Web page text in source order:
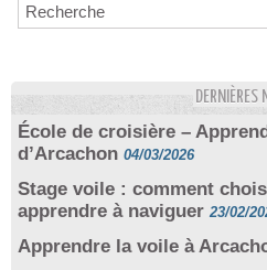
DERNIÈRES
École de croisière –
d’Arcachon 04/03/2026
Stage voile : comment
apprendre à naviguer 23/02/
Apprendre la voile à